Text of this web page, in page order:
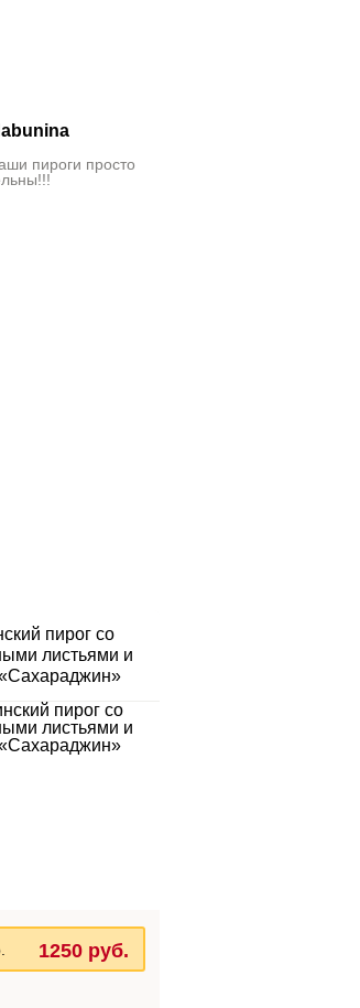
пироги просто
пирог со
листьями и
1250 руб.